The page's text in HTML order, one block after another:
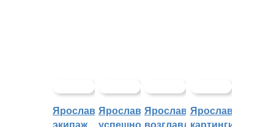
ЯрославскийЯрославцыЯрославцыЯрославские